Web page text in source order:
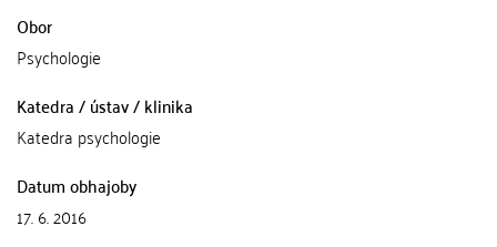
Obor
Psychologie
Katedra / ústav / klinika
Katedra psychologie
Datum obhajoby
17. 6. 2016